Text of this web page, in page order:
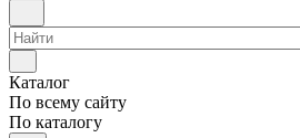
Каталог
По всему сайту
По каталогу